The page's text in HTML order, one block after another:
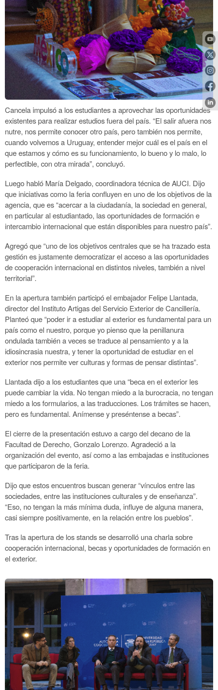
Cancela impulsó a los estudiantes a aprovechar las oportunidades
existentes para realizar estudios fuera del país. “El salir afuera nos
nutre, nos permite conocer otro país, pero también nos permite,
cuando volvemos a Uruguay, entender mejor cuál es el país en el
que estamos y cómo es su funcionamiento, lo bueno y lo malo, lo
perfectible, con otra mirada”, concluyó.
Luego habló María Delgado, coordinadora técnica de AUCI. Dijo
que iniciativas como la feria confluyen en uno de los objetivos de la
agencia, que es “acercar a la ciudadanía, la sociedad en general,
en particular al estudiantado, las oportunidades de formación e
intercambio internacional que están disponibles para nuestro país”.
Agregó que “uno de los objetivos centrales que se ha trazado esta
gestión es justamente democratizar el acceso a las oportunidades
de cooperación internacional en distintos niveles, también a nivel
territorial”.
En la apertura también participó el embajador Felipe Llantada,
director del Instituto Artigas del Servicio Exterior de Cancillería.
Planteó que “poder ir a estudiar al exterior es fundamental para un
país como el nuestro, porque yo pienso que la penillanura
ondulada también a veces se traduce al pensamiento y a la
idiosincrasia nuestra, y tener la oportunidad de estudiar en el
exterior nos permite ver culturas y formas de pensar distintas”.
Llantada dijo a los estudiantes que una “beca en el exterior les
puede cambiar la vida. No tengan miedo a la burocracia, no tengan
miedo a los formularios, a las traducciones. Los trámites se hacen,
pero es fundamental. Anímense y preséntense a becas”.
El cierre de la presentación estuvo a cargo del decano de la
Facultad de Derecho, Gonzalo Lorenzo. Agradeció a la
organización del evento, así como a las embajadas e instituciones
que participaron de la feria.
Dijo que estos encuentros buscan generar “vínculos entre las
sociedades, entre las instituciones culturales y de enseñanza”.
“Eso, no tengan la más mínima duda, influye de alguna manera,
casi siempre positivamente, en la relación entre los pueblos”.
Tras la apertura de los stands se desarrolló una charla sobre
cooperación internacional, becas y oportunidades de formación en
el exterior.